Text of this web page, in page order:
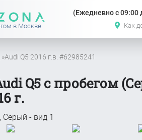
в Москве
(Ежедневно с 09:00
Как
»Audi Q5 2016 г.в. #62985241
Q5 с пробегом
г.